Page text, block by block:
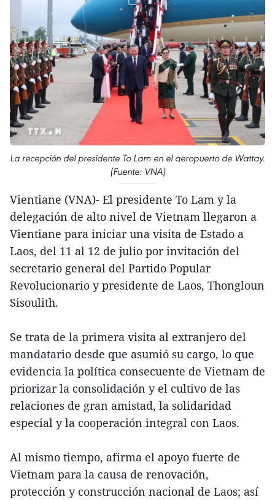
La recepción del presidente To Lam en el aeropuerto de Wattay.
(Fuente: VNA)
Vientiane (VNA)- El presidente To Lam y la
delegación de alto nivel de Vietnam llegaron a
Vientiane para iniciar una visita de Estado a
Laos, del 11 al 12 de julio por invitación del
secretario general del Partido Popular
Revolucionario y presidente de Laos, Thongloun
Sisoulith.
Se trata de la primera visita al extranjero del
mandatario desde que asumió su cargo, lo que
evidencia la política consecuente de Vietnam de
priorizar la consolidación y el cultivo de las
relaciones de gran amistad, la solidaridad
especial y la cooperación integral con Laos.
Al mismo tiempo, afirma el apoyo fuerte de
Vietnam para la causa de renovación,
protección y construcción nacional de Laos; así